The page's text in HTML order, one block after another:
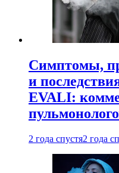
Симптомы,
и
EVALI:
2 года спустя2 года